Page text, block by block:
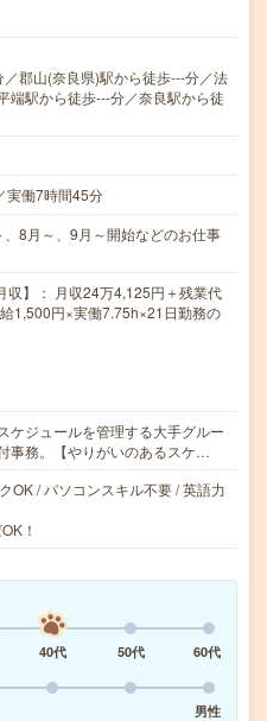
郡山(奈良県)駅から徒歩---分／法
端駅から徒歩---分／奈良駅から徒
実働7時間45分
8月～、9月～開始などのお仕事
収】： 月収24万4,125円＋残業代
1,500円×実働7.75h×21日勤務の
ケジュールを管理する大手グルー
事務。【やりがいのあるスケ…
OK / パソコンスキル不要 / 英語力
！
40代 50代
60代
男性